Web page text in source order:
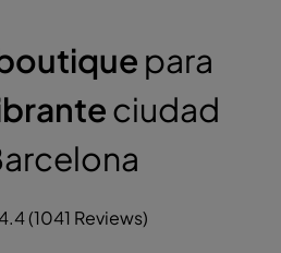
para
ciudad
(1041 Reviews)